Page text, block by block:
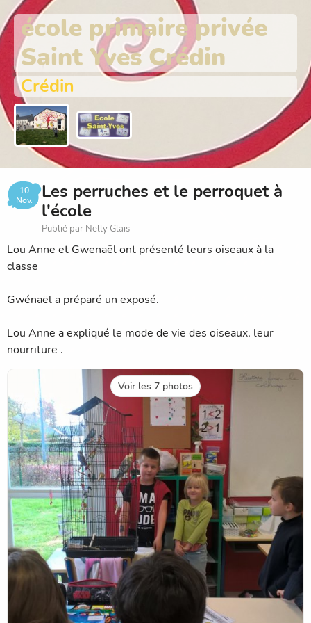
école primaire privée
Saint Yves Crédin
Crédin
10
Nov.
Les perruches et le perroquet à
l'école
Publié par Nelly Glais
Lou Anne et Gwenaël ont présenté leurs oiseaux à la
classe
Gwénaël a préparé un exposé.
Lou Anne a expliqué le mode de vie des oiseaux, leur
nourriture .
Voir les 7 photos